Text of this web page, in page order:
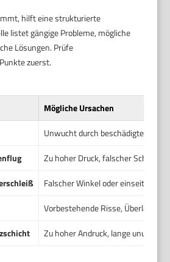
hilft eine strukturierte
listet gängige Probleme, mögliche
Lösungen. Prüfe
zuerst.
Mögliche Ursachen
Unwucht durch beschädigte
Zu hoher Druck, falscher
Falscher Winkel oder einseitige
Vorbestehende Risse,
Zu hoher Andruck, lange